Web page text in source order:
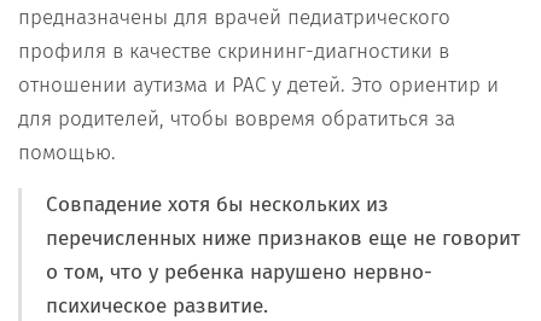
предназначены для врачей педиатрического
профиля в качестве скрининг-диагностики в
отношении аутизма и РАС у детей. Это ориентир и
для родителей, чтобы вовремя обратиться за
помощью.
Совпадение хотя бы нескольких из
перечисленных ниже признаков еще не говорит
о том, что у ребенка нарушено нервно-
психическое развитие.